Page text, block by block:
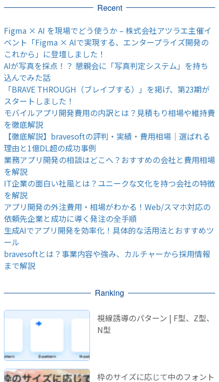
Recent
Figma × AI を現場でどう使うか – 株式会社アツラエ主催イ
ベント「Figma × AIで実現する、エンタープライズ開発の
これから」に登壇しました！
AIが写真を採点！？ 懇親会に「写真判定システム」を持ち
込んでみた話
「BRAVE THROUGH（ブレイブする）」を掲げ、第23期が
スタートしました！
モバイルアプリ開発費用の内訳とは？見積もり相場や維持費
を徹底解説
【徹底解説】bravesoftの評判・実績・費用相場｜選ばれる
理由と1億DL超の成功事例
業務アプリ開発の相談はどこへ？おすすめの会社と費用相場
を解説
IT企業の面白い社風とは？ユニークな文化を持つ会社の特徴
を解説
アプリ開発の外注費用・相場がわかる！Web/スマホ対応の
依頼先企業と成功に導く発注の全手順
生成AIでアプリ開発を効率化！具体的な活用法とおすすめツ
ール
bravesoftとは？事業内容や強み、カルチャーから採用情報
まで解説
Ranking
視線誘導のパターン | F型、Z型、
N型
枠のサイズに応じて中のフォント